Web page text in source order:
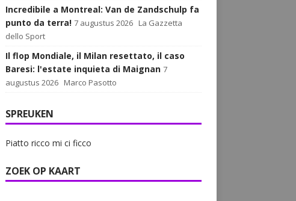
Incredibile a Montreal: Van de Zandschulp fa
punto da terra! 7 augustus 2026 La Gazzetta
dello Sport
Il flop Mondiale, il Milan resettato, il caso
Baresi: l'estate inquieta di Maignan 7
augustus 2026 Marco Pasotto
SPREUKEN
Piatto ricco mi ci ficco
ZOEK OP KAART